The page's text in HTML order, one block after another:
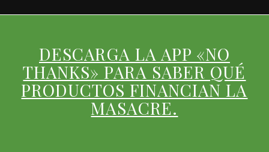
DESCARGA LA APP «NO
THANKS» PARA SABER QUÉ
PRODUCTOS FINANCIAN LA
MASACRE.